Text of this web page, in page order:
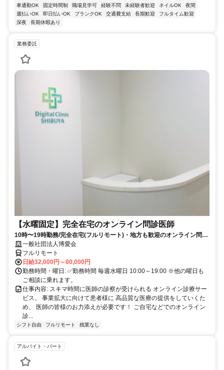
車通勤OK
固定時間制 職場見学可 経験不問 未経験者歓迎 ネイルOK
夜間
週払いOK
即日払いOK ブランクOK 交通費支給 長期歓迎
フルタイム歓迎
深夜
長期休暇あり
業務委託
【水曜固定】完全在宅のオンライン問診医師
10時〜19時勤務/完全在宅(フルリモート)・地方も歓迎のオンライン問診
業務一般社団法人博愛会
フルリモート
日給32,000円～80,000円
勤務時間・曜日: ✅勤務時間 毎週水曜日 10:00～19:00 ※他の曜日も
ご相談に乗れます。
仕事内容: スキマ時間に医師の診察が受けられる オンライン診療サー
ビス。 事業拡大に向けて患者様に 高品質な医療の提供をしていくた
め、 医師の皆様のお力添えが必要です！ ご自宅などでのオンライン
診...
シフト自由 フルリモート 残業なし
アルバイト・パート